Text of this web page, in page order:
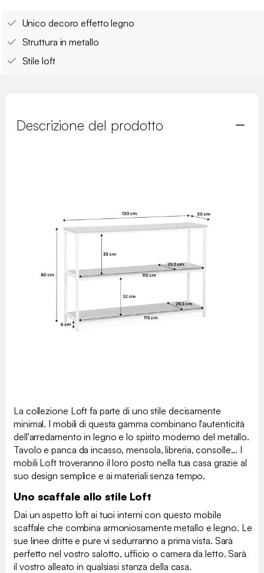
Unico decoro effetto legno
Struttura in metallo
Stile loft
Descrizione del prodotto
La collezione Loft fa parte di uno stile decisamente
minimal. I mobili di questa gamma combinano l'autenticità
dell'arredamento in legno e lo spirito moderno del metallo.
Tavolo e panca da incasso, mensola, libreria, consolle... I
mobili Loft troveranno il loro posto nella tua casa grazie al
suo design semplice e ai materiali senza tempo.
Uno scaffale allo stile Loft
Dai un aspetto loft ai tuoi interni con questo mobile
scaffale che combina armoniosamente metallo e legno. Le
sue linee dritte e pure vi sedurranno a prima vista. Sarà
perfetto nel vostro salotto, ufficio o camera da letto. Sarà
il vostro alleato in qualsiasi stanza della casa.